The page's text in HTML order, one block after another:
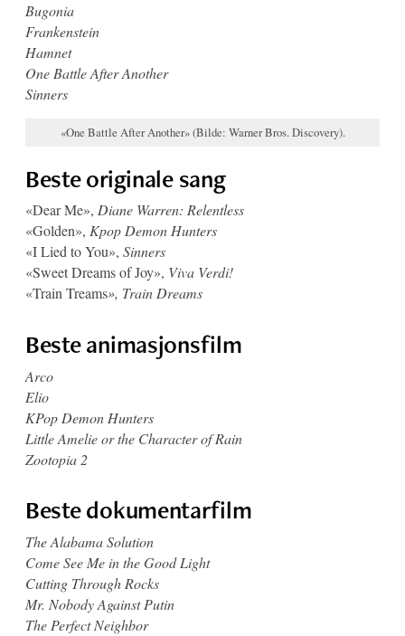
Bugonia
Frankenstein
Hamnet
One Battle After Another
Sinners
«One Battle After Another» (Bilde: Warner Bros. Discovery).
Beste originale sang
«Dear Me», Diane Warren: Relentless
«Golden», Kpop Demon Hunters
«I Lied to You», Sinners
«Sweet Dreams of Joy», Viva Verdi!
«Train Treams», Train Dreams
Beste animasjonsfilm
Arco
Elio
KPop Demon Hunters
Little Amelie or the Character of Rain
Zootopia 2
Beste dokumentarfilm
The Alabama Solution
Come See Me in the Good Light
Cutting Through Rocks
Mr. Nobody Against Putin
The Perfect Neighbor